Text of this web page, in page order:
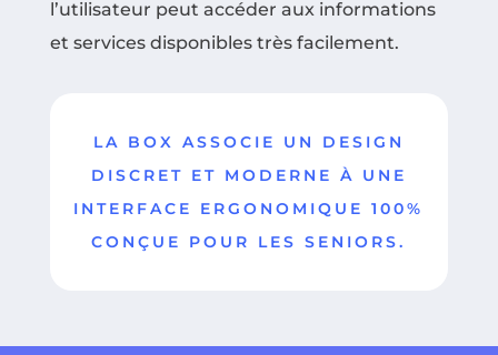
l’utilisateur peut accéder aux informations
et services disponibles très facilement.
LA BOX ASSOCIE UN DESIGN
DISCRET ET MODERNE À UNE
INTERFACE ERGONOMIQUE 100%
CONÇUE POUR LES SENIORS.